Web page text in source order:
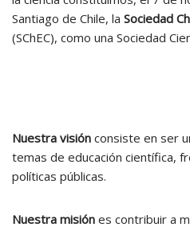
Santiago de Chile, la Sociedad
(SChEC), como una Sociedad
Nuestra visión consiste en ser
temas de educación científica,
políticas públicas.
Nuestra misión es contribuir a